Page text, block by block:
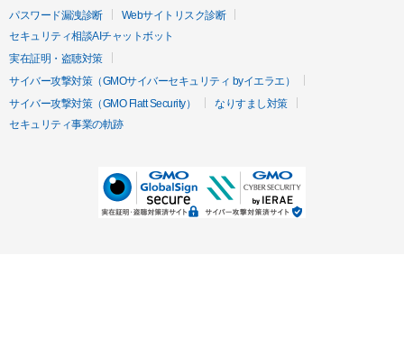
パスワード漏洩診断
Webサイトリスク診断
セキュリティ相談AIチャットボット
実在証明・盗聴対策
サイバー攻撃対策（GMOサイバーセキュリティ byイエラエ）
サイバー攻撃対策（GMO Flatt Security）
なりすまし対策
セキュリティ事業の軌跡